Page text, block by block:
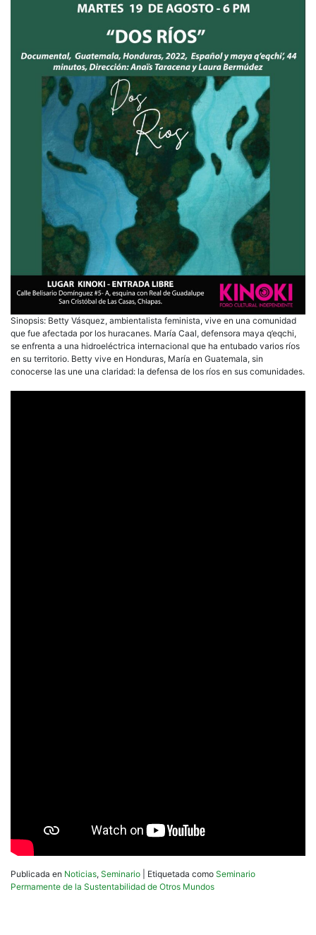
Sinopsis: Betty Vásquez, ambientalista feminista, vive en una comunidad
que fue afectada por los huracanes. María Caal, defensora maya q’eqchi,
se enfrenta a una hidroeléctrica internacional que ha entubado varios ríos
en su territorio. Betty vive en Honduras, María en Guatemala, sin
conocerse las une una claridad: la defensa de los ríos en sus comunidades.
Publicada en Noticias, Seminario Etiquetada como Seminario
Permamente de la Sustentabilidad de Otros Mundos